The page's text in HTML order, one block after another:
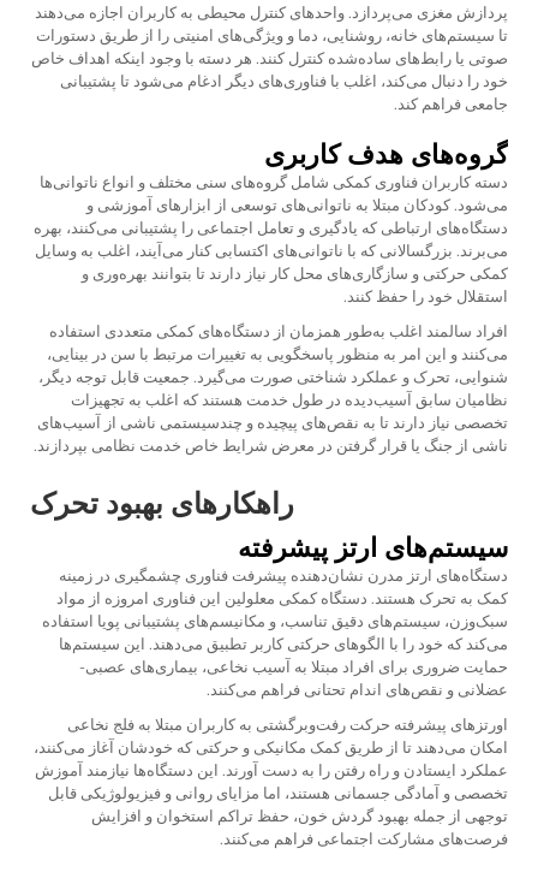
پردازش مغزی می‌پردازد. واحدهای کنترل محیطی به کاربران اجازه می‌دهند
تا سیستم‌های خانه، روشنایی، دما و ویژگی‌های امنیتی را از طریق دستورات
صوتی یا رابط‌های ساده‌شده کنترل کنند. هر دسته با وجود اینکه اهداف خاص
خود را دنبال می‌کند، اغلب با فناوری‌های دیگر ادغام می‌شود تا پشتیبانی
جامعی فراهم کند.
گروه‌های هدف کاربری
دسته کاربران فناوری کمکی شامل گروه‌های سنی مختلف و انواع ناتوانی‌ها
می‌شود. کودکان مبتلا به ناتوانی‌های توسعی از ابزارهای آموزشی و
دستگاه‌های ارتباطی که یادگیری و تعامل اجتماعی را پشتیبانی می‌کنند، بهره
می‌برند. بزرگسالانی که با ناتوانی‌های اکتسابی کنار می‌آیند، اغلب به وسایل
کمکی حرکتی و سازگاری‌های محل کار نیاز دارند تا بتوانند بهره‌وری و
استقلال خود را حفظ کنند.
افراد سالمند اغلب به‌طور همزمان از دستگاه‌های کمکی متعددی استفاده
می‌کنند و این امر به منظور پاسخگویی به تغییرات مرتبط با سن در بینایی،
شنوایی، تحرک و عملکرد شناختی صورت می‌گیرد. جمعیت قابل توجه دیگر،
نظامیان سابق آسیب‌دیده در طول خدمت هستند که اغلب به تجهیزات
تخصصی نیاز دارند تا به نقص‌های پیچیده و چندسیستمی ناشی از آسیب‌های
ناشی از جنگ یا قرار گرفتن در معرض شرایط خاص خدمت نظامی بپردازند.
راهکارهای بهبود تحرک
سیستم‌های ارتز پیشرفته
دستگاه‌های ارتز مدرن نشان‌دهنده پیشرفت فناوری چشمگیری در زمینه
کمک به تحرک هستند. دستگاه کمکی معلولین این فناوری امروزه از مواد
سبک‌وزن، سیستم‌های دقیق تناسب، و مکانیسم‌های پشتیبانی پویا استفاده
می‌کند که خود را با الگوهای حرکتی کاربر تطبیق می‌دهند. این سیستم‌ها
حمایت ضروری برای افراد مبتلا به آسیب نخاعی، بیماری‌های عصبی-
عضلانی و نقص‌های اندام تحتانی فراهم می‌کنند.
اورتزهای پیشرفته حرکت رفت‌وبرگشتی به کاربران مبتلا به فلج نخاعی
امکان می‌دهند تا از طریق کمک مکانیکی و حرکتی که خودشان آغاز می‌کنند،
عملکرد ایستادن و راه رفتن را به دست آورند. این دستگاه‌ها نیازمند آموزش
تخصصی و آمادگی جسمانی هستند، اما مزایای روانی و فیزیولوژیکی قابل
توجهی از جمله بهبود گردش خون، حفظ تراکم استخوان و افزایش
فرصت‌های مشارکت اجتماعی فراهم می‌کنند.